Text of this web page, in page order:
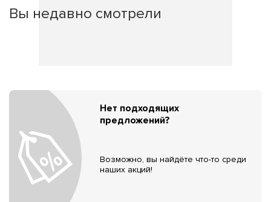
Вы недавно смотрели
Нет подходящих
предложений?
Возможно, вы найдёте что-то среди
наших акций!